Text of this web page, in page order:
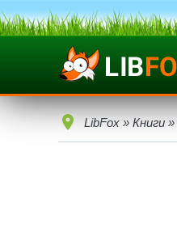
LibFox » Книги »